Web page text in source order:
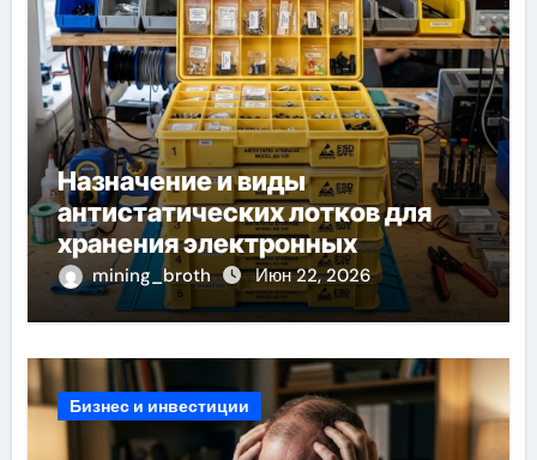
Назначение и виды
антистатических лотков для
хранения электронных
компонентов
mining_broth Июн 22, 2026
Бизнес и инвестиции